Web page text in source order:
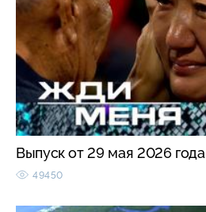
Выпуск от 29 мая 2026 года
49450